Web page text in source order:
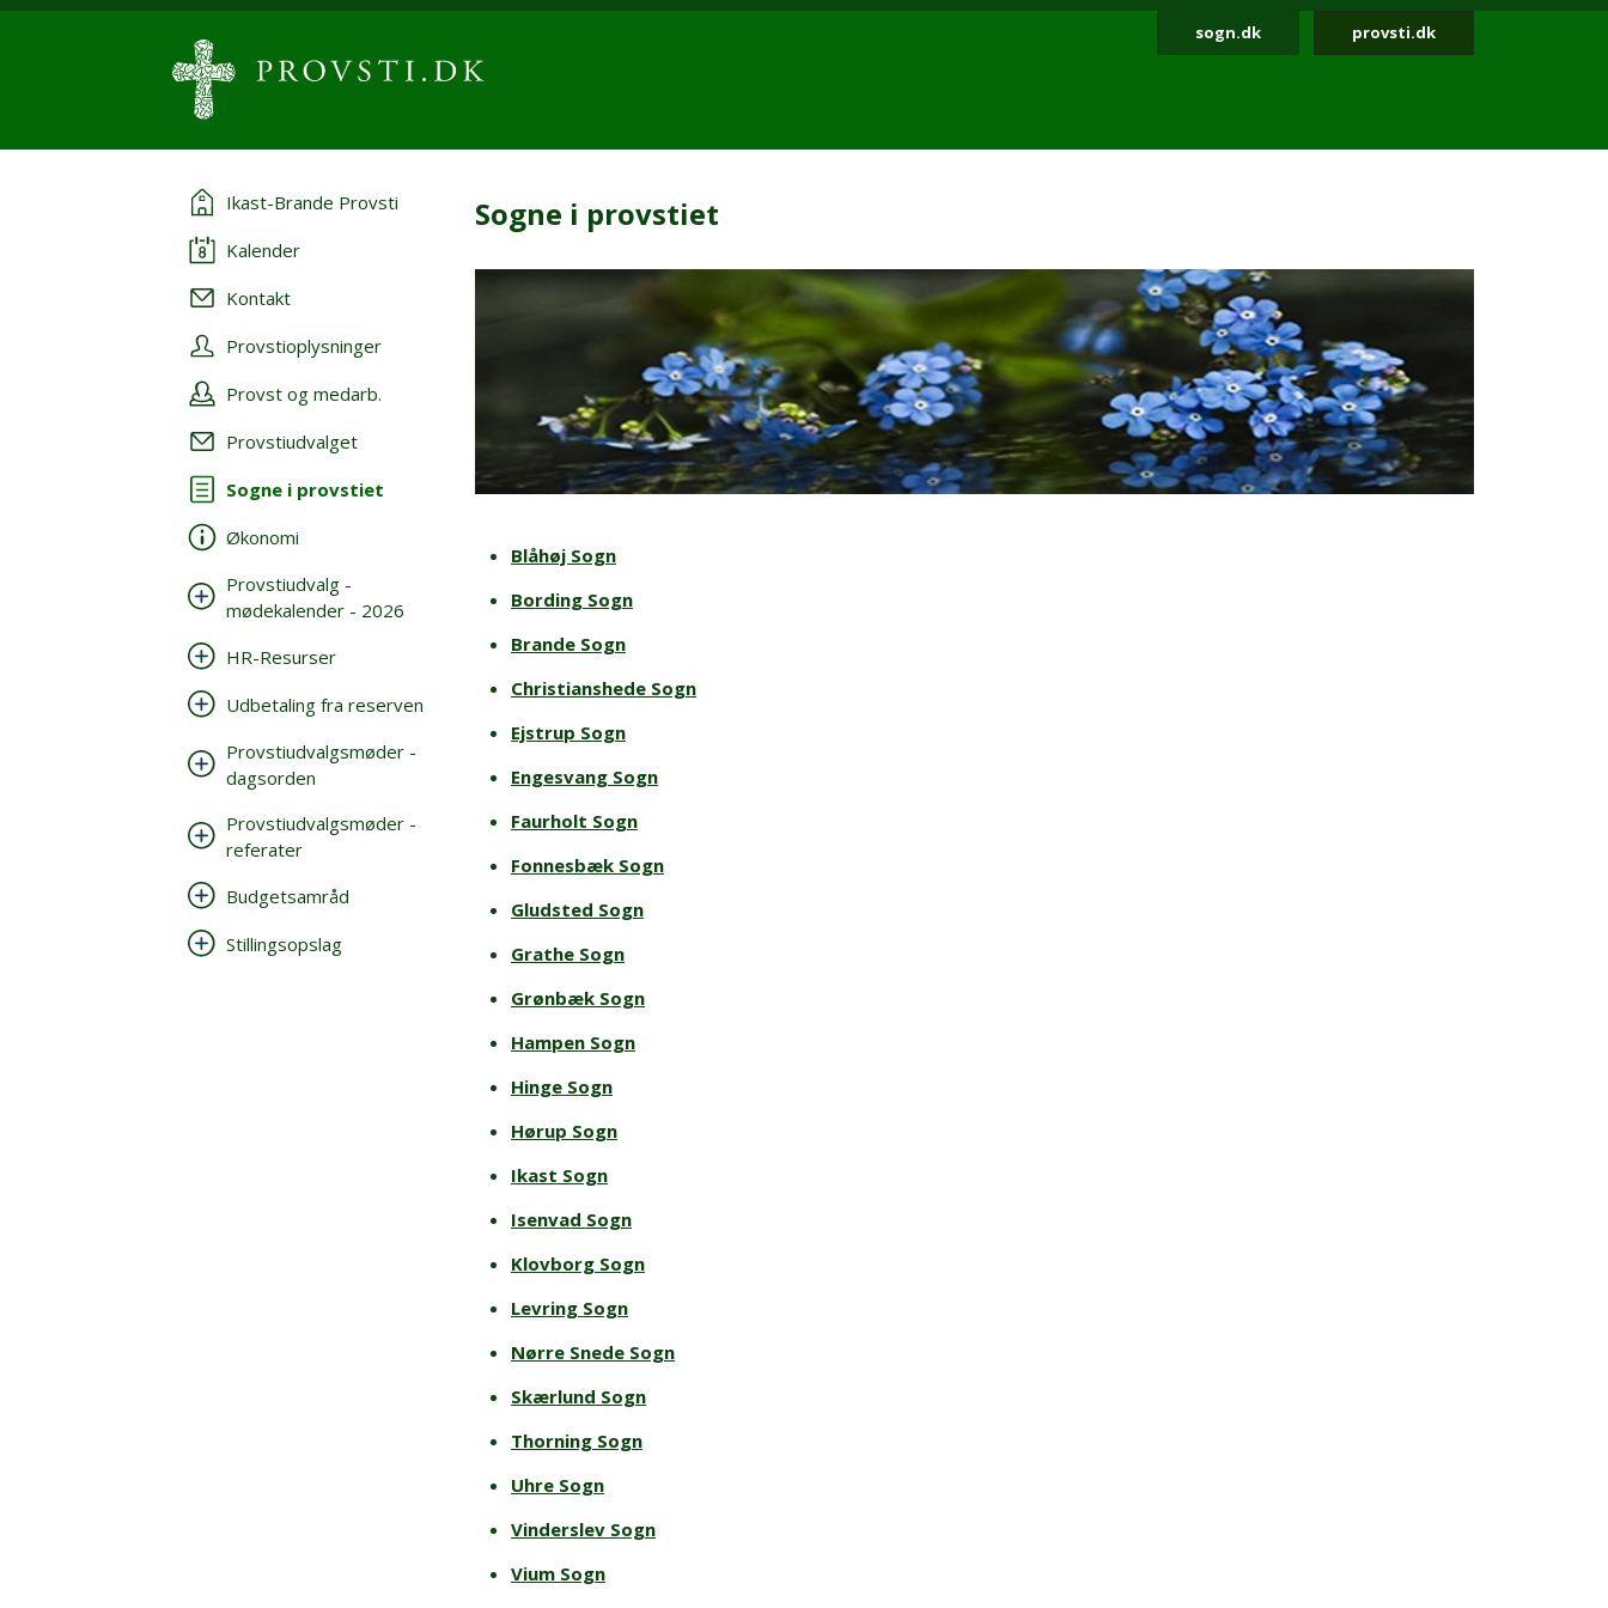
sogn.dk provsti.dk
Ikast-Brande Provsti
Kalender
Kontakt
Provstioplysninger
Provst og medarb.
Provstiudvalget
Sogne i provstiet
Økonomi
Provstiudvalg -
mødekalender - 2026
HR-Resurser
Udbetaling fra reserven
Provstiudvalgsmøder -
dagsorden
Provstiudvalgsmøder -
referater
Budgetsamråd
Stillingsopslag
Sogne i provstiet
Blåhøj Sogn
Bording Sogn
Brande Sogn
Christianshede Sogn
Ejstrup Sogn
Engesvang Sogn
Faurholt Sogn
Fonnesbæk Sogn
Gludsted Sogn
Grathe Sogn
Grønbæk Sogn
Hampen Sogn
Hinge Sogn
Hørup Sogn
Ikast Sogn
Isenvad Sogn
Klovborg Sogn
Levring Sogn
Nørre Snede Sogn
Skærlund Sogn
Thorning Sogn
Uhre Sogn
Vinderslev Sogn
Vium Sogn